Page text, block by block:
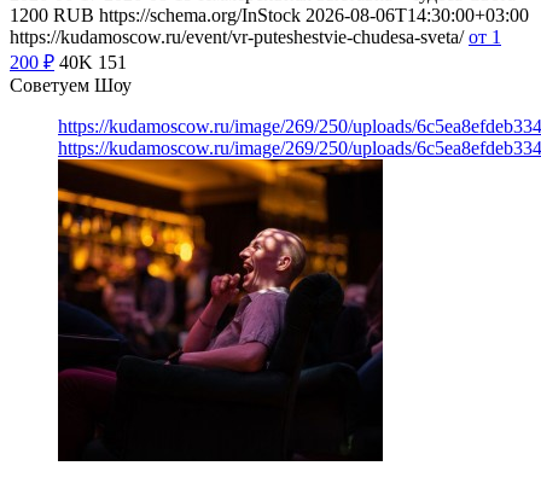
1200 RUB https://schema.org/InStock 2026-08-06T14:30:00+03:00
https://kudamoscow.ru/event/vr-puteshestvie-chudesa-sveta/ от 1
200 ₽ 40K 151
Советуем Шоу
https://kudamoscow.ru/image/269/250/uploads/
https://kudamoscow.ru/image/269/250/uploads/